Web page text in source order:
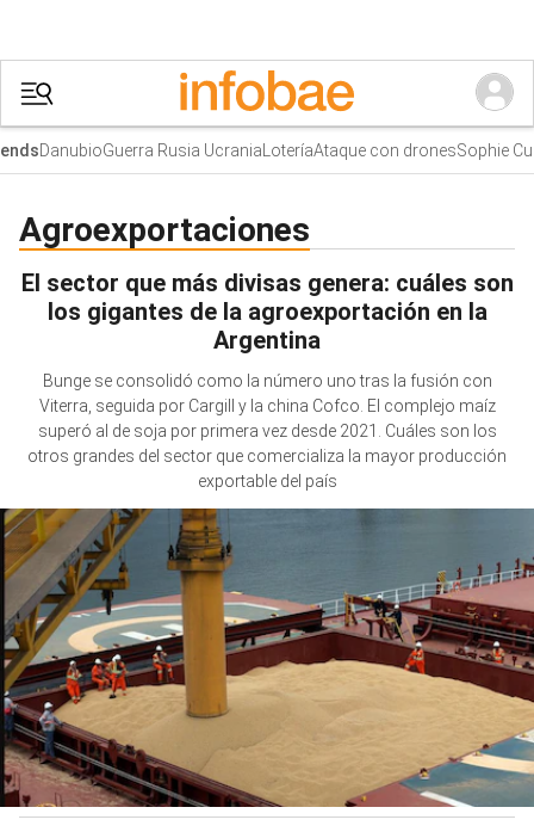
DanubioGuerra Rusia UcraniaLoteríaAtaque con dronesSophie
Agroexportaciones
El sector que más divisas genera: cuáles son
los gigantes de la agroexportación en la
Argentina
Bunge se consolidó como la número uno tras la fusión con
Viterra, seguida por Cargill y la china Cofco. El complejo maíz
superó al de soja por primera vez desde 2021. Cuáles son los
otros grandes del sector que comercializa la mayor producción
exportable del país